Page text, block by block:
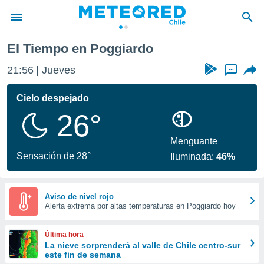
de
por
se
calidad.
a este
las
y
forma
digital
basada
El Tiempo en Poggiardo
21:56 Jueves ...
Cielo despejado
26°
Sensación de 28°
Menguante
Iluminada:46%
Aviso de nivel rojo
Alerta extrema por altas temperaturas en Poggiardo hoy
Última hora
La nieve sorprenderá al valle de Chile centro-sur
este fin de semana